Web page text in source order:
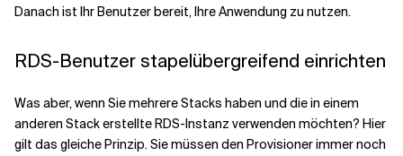
Danach ist Ihr Benutzer bereit, Ihre Anwendung zu nutzen.
RDS-Benutzer stapelübergreifend einrichten
Was aber, wenn Sie mehrere Stacks haben und die in einem
anderen Stack erstellte RDS-Instanz verwenden möchten? Hier
gilt das gleiche Prinzip. Sie müssen den Provisioner immer noch